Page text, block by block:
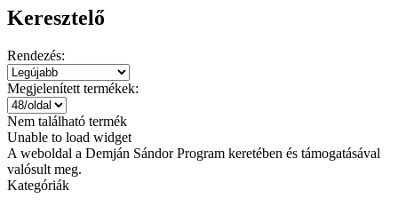
Keresztelő
Rendezés:
Megjelenített termékek:
Nem található termék
Unable to load widget
A weboldal a Demján Sándor Program keretében és támogatásával
valósult meg.
Kategóriák